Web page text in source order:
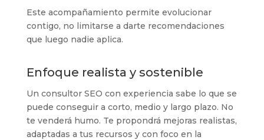
Este acompañamiento permite evolucionar
contigo, no limitarse a darte recomendaciones
que luego nadie aplica.
Enfoque realista y sostenible
Un consultor SEO con experiencia sabe lo que se
puede conseguir a corto, medio y largo plazo. No
te venderá humo. Te propondrá mejoras realistas,
adaptadas a tus recursos y con foco en la